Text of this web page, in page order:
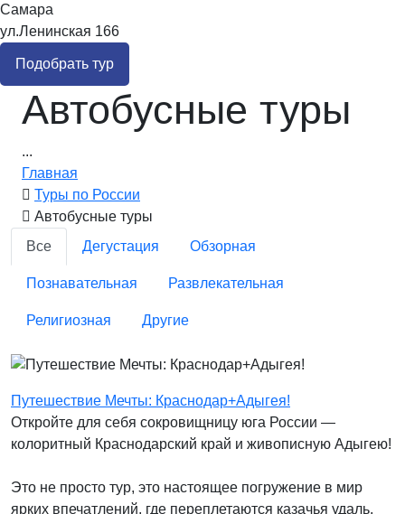
Самара
ул.Ленинская 166
Подобрать тур
Автобусные туры
...
Главная
Туры по России
Автобусные туры
Все
Дегустация Обзорная
Познавательная Развлекательная
Религиозная Другие
Путешествие Мечты: Краснодар+Адыгея!
Откройте для себя сокровищницу юга России —
колоритный Краснодарский край и живописную Адыгею!
Это не просто тур, это настоящее погружение в мир
ярких впечатлений, где переплетаются казачья удаль,